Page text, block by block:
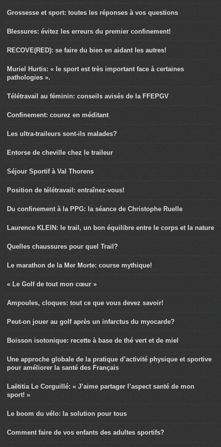
Grossesse et sport: toutes les réponses à vos questions
Blessures: évitez les erreurs du premier confinement!
RECOVE(RED): se faire du bien en aidant les autres!
Muriel Hurtis: « le sport est très important face à certaines
pathologies ».
Télétravail au féminin: conseils avisés de la FFEPGV
Confinement: courez en méditant
Les ultra-traileurs sont-ils malades?
Entorse de cheville chez le traileur
Séjour Sportif à Val Thorens
Position de télétravail: entraînez-vous!
Du confinement à la PPG: la séance de Christophe Ruelle
Laurence KLEIN: le trail, un bon équilibre entre le corps et la nature
Quelles chaussures pour quel Trail?
Le marathon de la Mer Morte: course mythique!
« Le Golf de tout mon cœur »
Ampoules, cloques: tout ce que vous devez savoir!
Peut-on jouer au golf après un infarctus du myocarde?
Boisson isotonique: recette à base de thé vert et de miel
Une approche globale de la pratique d’activité physique et sportive
pour améliorer la santé des Français
Laëtitia Le Corguillé: « J’aime partager l’aspect santé de mon
sport! »
Le boom du vélo: la solution pour tous
Comment faire de vos enfants des adultes sportifs?